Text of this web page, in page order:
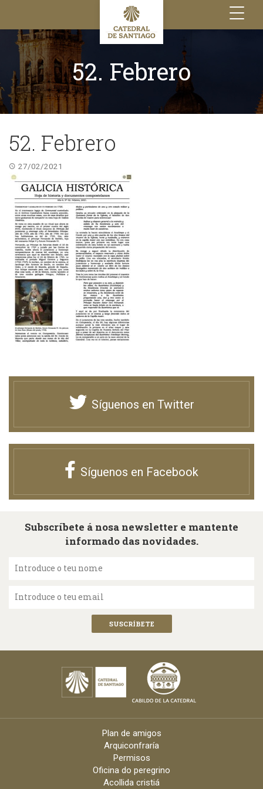
Toggle
navigation
52. Febrero
52. Febrero
27/02/2021
Síguenos en Twitter
Síguenos en Facebook
Subscríbete á nosa newsletter e mantente
informado das novidades.
Introduce o teu nome
Introduce o teu email
Plan de amigos
Arquiconfraría
Permisos
Oficina do peregrino
Acollida cristiá